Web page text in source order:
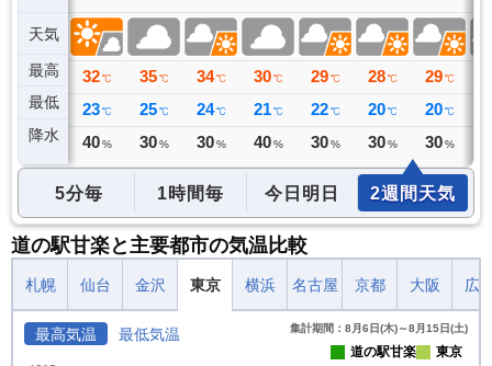
天気
最高
最低
降水
30 ℃
20 ℃
0 ミリ
32 ℃
23 ℃
40 %
35 ℃
25 ℃
30 %
34 ℃
24 ℃
30 %
30 ℃
21 ℃
40 %
29 ℃
22 ℃
30 %
28 ℃
20 ℃
30 %
29 ℃
20 ℃
30 %
5分毎 1時間毎 今日明日 2週間天気
道の駅甘楽と主要都市の気温比較
札幌 仙台 金沢 東京 横浜 名古屋 京都 大阪 広
最高気温 最低気温 集計期間：8月6日(木)～8月15日(土)
道の駅甘楽 東京